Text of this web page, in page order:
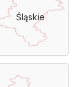
Śląskie